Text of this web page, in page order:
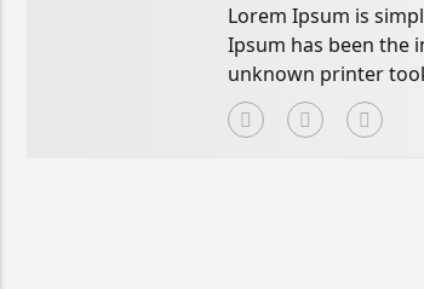
Lorem Ipsum is
Ipsum has been the
unknown printer